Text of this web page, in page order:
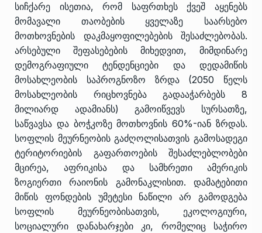
სიჩქარე ისეთია, რომ საფრთხეს ქვეშ აყენებს
მომავალი თაობების ყველაზე საარსებო
მოთხოვნების დაკმაყოფილებების შესაძლებობას.
არსებული შეფასებების მიხედვით, მიმდინარე
დემოგრაფიული ტენდენციები და დედამიწის
მოსახლეობის საპროგნოზო ზრდა (2050 წელს
მოსახლეობის რიცხოვნება გადააჭარბებს 8
მილიარდ ადამიანს) გამოიწვევს სურსათზე,
საწვავსა და ბოჭკოზე მოთხოვნის 60%-იან ზრდას.
სოფლის მეურნეობის გაძღოლისათვის გამოსადეგი
ტერიტორიების გაფართოების შესაძლებლობები
მცირეა, აფრიკისა და სამხრეთი ამერიკის
ზოგიერთი რაიონის გამონაკლისით. დამატებითი
მიწის ფონდების უმეტესი ნაწილი არ გამოდგება
სოფლის მეურნეობისათვის, ეკოლოგიური,
სოციალური დანახარჯები კი, რომელიც საჭირო